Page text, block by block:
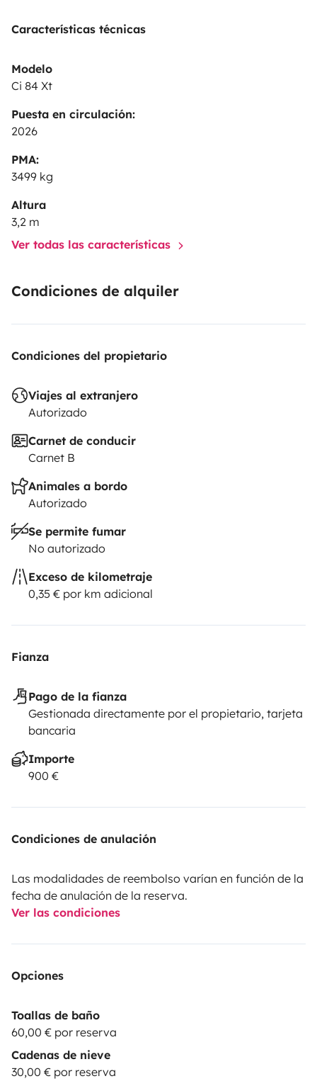
Características técnicas
Modelo
Ci 84 Xt
Puesta en circulación:
2026
PMA:
3499 kg
Altura
3,2 m
Ver todas las características
Condiciones de alquiler
Condiciones del propietario
Viajes al extranjero
Autorizado
Carnet de conducir
Carnet B
Animales a bordo
Autorizado
Se permite fumar
No autorizado
Exceso de kilometraje
0,35 € por km adicional
Fianza
Pago de la fianza
Gestionada directamente por el propietario, tarjeta
bancaria
Importe
900 €
Condiciones de anulación
Las modalidades de reembolso varían en función de la
fecha de anulación de la reserva.
Ver las condiciones
Opciones
Toallas de baño
60,00 € por reserva
Cadenas de nieve
30,00 € por reserva